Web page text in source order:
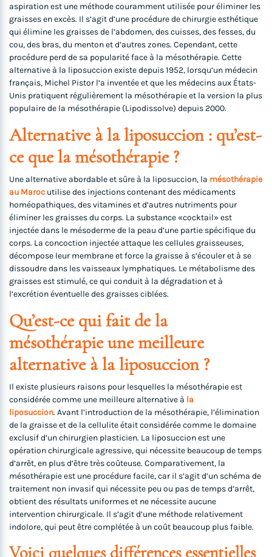
aspiration est une méthode couramment utilisée pour éliminer les
graisses en excès. Il s’agit d’une procédure de chirurgie esthétique
qui élimine les graisses de l’abdomen, des cuisses, des fesses, du
cou, des bras, du menton et d’autres zones. Cependant, cette
procédure perd de sa popularité face à la mésothérapie. Cette
alternative à la liposuccion existe depuis 1952, lorsqu’un médecin
français, Michel Pistor l’a inventée et que les médecins aux États-
Unis pratiquent régulièrement la mésothérapie et la version la plus
populaire de la mésothérapie (Lipodissolve) depuis 2000.
Alternative à la liposuccion : qu’est-
ce que la mésothérapie ?
Une alternative abordable et sûre à la liposuccion, la mésothérapie
au Maroc utilise des injections contenant des médicaments
homéopathiques, des vitamines et d’autres nutriments pour
éliminer les graisses du corps. La substance «cocktail» est
injectée dans le mésoderme de la peau d’une partie spécifique du
corps. La concoction injectée attaque les cellules graisseuses,
décompose leur membrane et force la graisse à s’écouler et à se
dissoudre dans les vaisseaux lymphatiques. Le métabolisme des
graisses est stimulé, ce qui conduit à la dégradation et à
l’excrétion éventuelle des graisses ciblées.
Qu’est-ce qui fait de la
mésothérapie une meilleure
alternative à la liposuccion ?
Il existe plusieurs raisons pour lesquelles la mésothérapie est
considérée comme une meilleure alternative à la
liposuccion. Avant l’introduction de la mésothérapie, l’élimination
de la graisse et de la cellulite était considérée comme le domaine
exclusif d’un chirurgien plasticien. La liposuccion est une
opération chirurgicale agressive, qui nécessite beaucoup de temps
d’arrêt, en plus d’être très coûteuse. Comparativement, la
mésothérapie est une procédure facile, car il s’agit d’un schéma de
traitement non invasif qui nécessite peu ou pas de temps d’arrêt,
obtient des résultats uniformes et ne nécessite aucune
intervention chirurgicale. Il s’agit d’une méthode relativement
indolore, qui peut être complétée à un coût beaucoup plus faible.